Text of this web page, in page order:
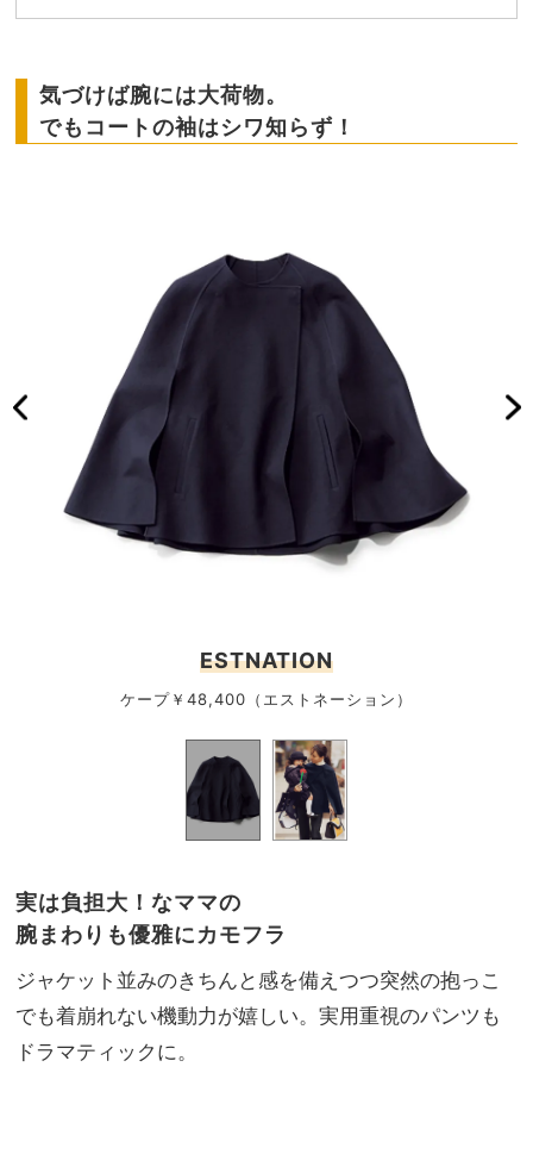
気づけば腕には大荷物。
でもコートの袖はシワ知らず！
ESTNATION
ケープ￥48,400（エストネーション）
実は負担大！なママの
腕まわりも優雅にカモフラ
ジャケット並みのきちんと感を備えつつ突然の抱っこ
でも着崩れない機動力が嬉しい。実用重視のパンツも
ドラマティックに。